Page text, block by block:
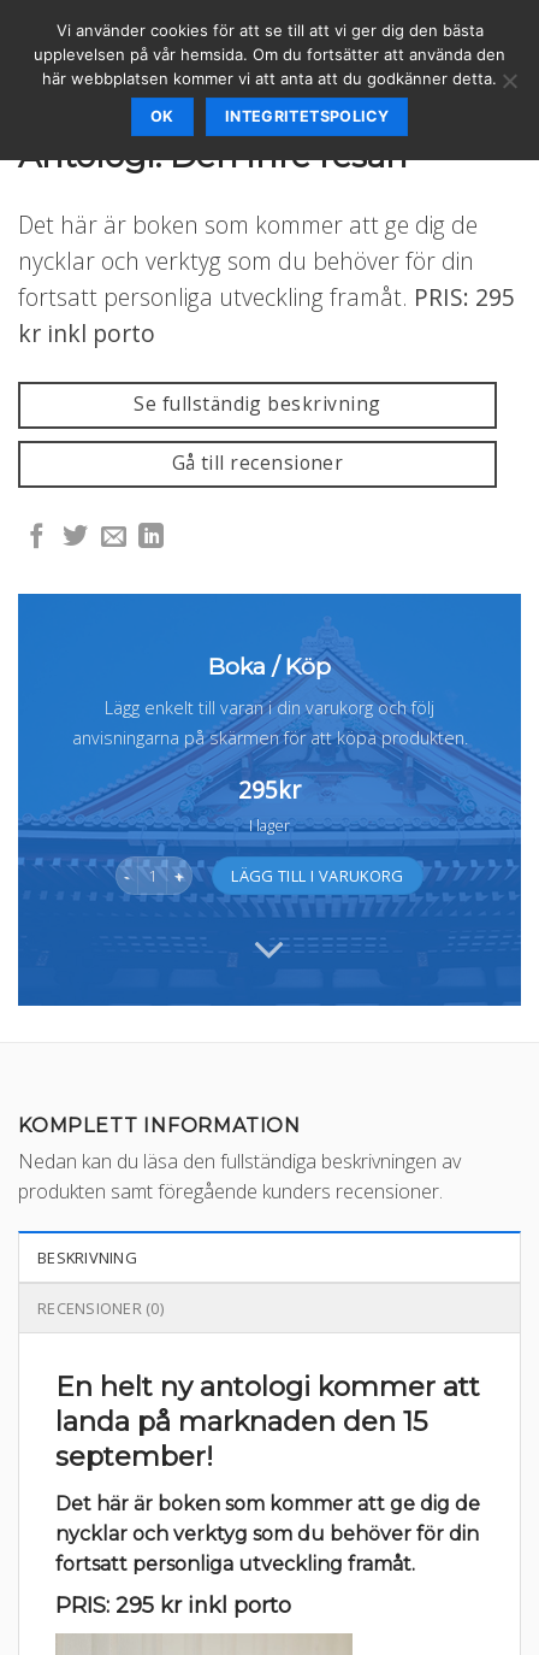
content
PERSONLIG UTVECKLING
Antologi: Den inre resan
Det här är boken som kommer att ge dig de
nycklar och verktyg som du behöver för din
fortsatt personliga utveckling framåt. PRIS: 295
kr inkl porto
Se fullständig beskrivning
Gå till recensioner
Boka / Köp
Lägg enkelt till varan i din varukorg och följ
anvisningarna på skärmen för att köpa produkten.
295kr
I lager
Antologi: Den inre resan mängdLÄGG TILL I VARUKORG Alternative:
KOMPLETT INFORMATION
Nedan kan du läsa den fullständiga beskrivningen av
produkten samt föregående kunders recensioner.
BESKRIVNING
RECENSIONER (0)
En helt ny antologi kommer att
landa på marknaden den 15
september!
Det här är boken som kommer att ge dig de
nycklar och verktyg som du behöver för din
fortsatt personliga utveckling framåt.
PRIS: 295 kr inkl porto
Vi använder cookies för att se till att vi ger dig den bästa
upplevelsen på vår hemsida. Om du fortsätter att använda den
här webbplatsen kommer vi att anta att du godkänner detta.
OK INTEGRITETSPOLICY